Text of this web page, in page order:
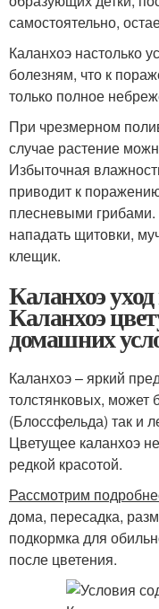
самостоятельно,
Каланхоэ настолько
болезням, что к
только полное
При чрезмерном
случае растение
Избыточная
приводит к
плесневыми грибами.
нападать щитовки,
клещик.
Каланхоэ
Каланхоэ
домашних
Каланхоэ – яркий
толстянковых, может
(Блоссфельда) так и
Цветущее каланхоэ
редкой красотой.
Рассмотрим
дома, пересадка,
подкормка для
после цветения.